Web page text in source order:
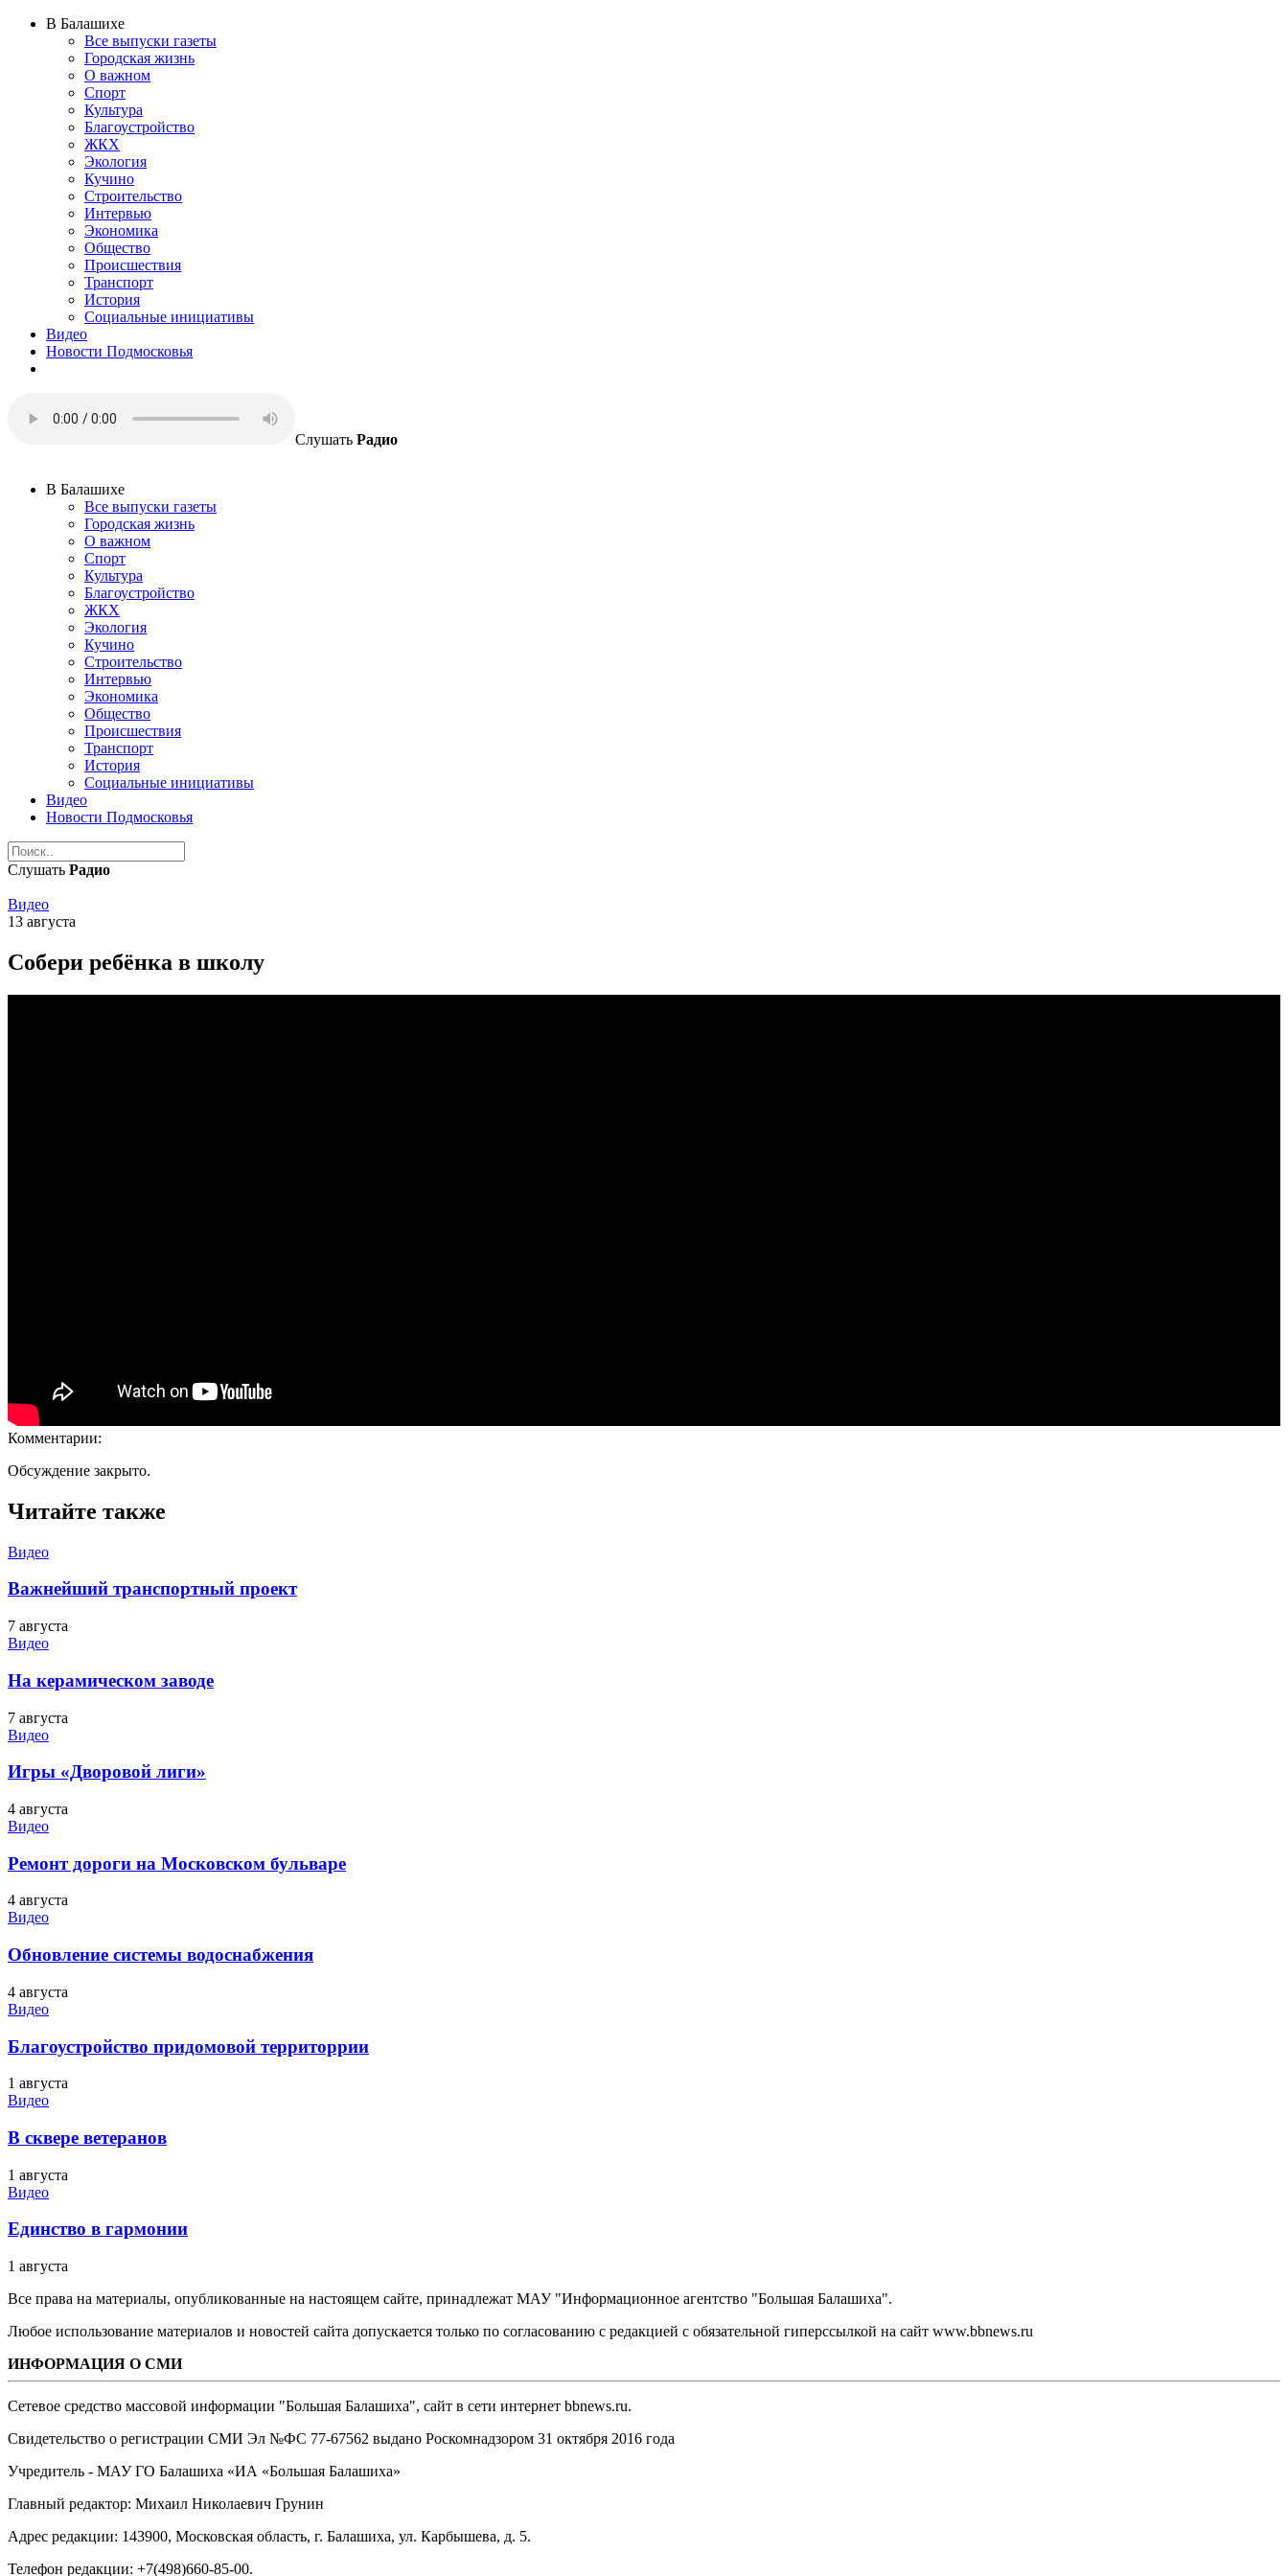
В Балашихе
Все выпуски газеты
Городская жизнь
О важном
Спорт
Культура
Благоустройство
ЖКХ
Экология
Кучино
Строительство
Интервью
Экономика
Общество
Происшествия
Транспорт
История
Социальные инициативы
Видео
Новости Подмосковья
Слушать Радио
В Балашихе
Все выпуски газеты
Городская жизнь
О важном
Спорт
Культура
Благоустройство
ЖКХ
Экология
Кучино
Строительство
Интервью
Экономика
Общество
Происшествия
Транспорт
История
Социальные инициативы
Видео
Новости Подмосковья
Слушать Радио
Видео
13 августа
Собери ребёнка в школу
Комментарии:
Обсуждение закрыто.
Читайте также
Видео
Важнейший транспортный проект
7 августа
Видео
На керамическом заводе
7 августа
Видео
Игры «Дворовой лиги»
4 августа
Видео
Ремонт дороги на Московском бульваре
4 августа
Видео
Обновление системы водоснабжения
4 августа
Видео
Благоустройство придомовой территоррии
1 августа
Видео
В сквере ветеранов
1 августа
Видео
Единство в гармонии
1 августа
Все права на материалы, опубликованные на настоящем сайте, принадлежат МАУ "Информационное агентство "Большая Балашиха".
Любое использование материалов и новостей сайта допускается только по согласованию с редакцией с обязательной гиперссылкой на сайт www.bbnews.ru
ИНФОРМАЦИЯ О СМИ
Сетевое средство массовой информации "Большая Балашиха", сайт в сети интернет bbnews.ru.
Свидетельство о регистрации СМИ Эл №ФС ‎77-67562 выдано Роскомнадзором 31 октября 2016 года
Учредитель - МАУ ГО Балашиха «ИА «Большая Балашиха»
Главный редактор: Михаил Николаевич Грунин
Адрес редакции: 143900, Московская область, г. Балашиха, ул. Карбышева, д. 5.
Телефон редакции: +7(498)660-85-00.